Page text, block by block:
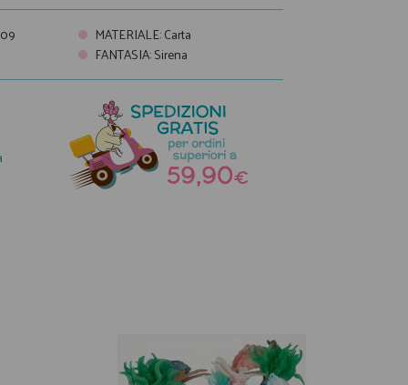
MATERIALE:Carta
FANTASIA:Sirena